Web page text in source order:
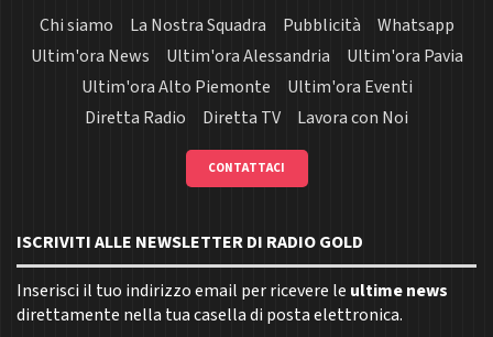
Chi siamo La Nostra Squadra Pubblicità
Whatsapp
Ultim'ora News
Ultim'ora Alessandria
Ultim'ora Pavia
Ultim'ora Alto Piemonte
Ultim'ora Eventi
Diretta Radio
Diretta TV Lavora con Noi
CONTATTACI
ISCRIVITI ALLE NEWSLETTER DI RADIO GOLD
Inserisci il tuo indirizzo email per ricevere le ultime news
direttamente nella tua casella di posta elettronica.